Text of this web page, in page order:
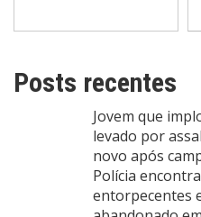
Posts recentes
Jovem que
levado por
novo após
Polícia
entorpecentes